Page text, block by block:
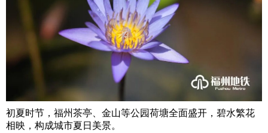
初夏时节，福州茶亭、金山等公园荷塘全面盛开，碧水繁花
相映，构成城市夏日美景。